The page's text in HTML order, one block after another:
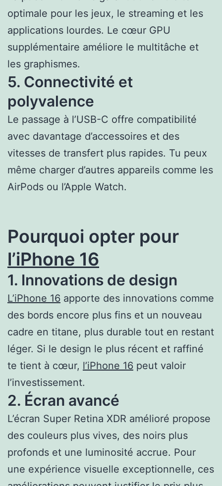
optimale pour les jeux, le streaming et les
applications lourdes. Le cœur GPU
supplémentaire améliore le multitâche et
les graphismes.
5. Connectivité et
polyvalence
Le passage à l’USB-C offre compatibilité
avec davantage d’accessoires et des
vitesses de transfert plus rapides. Tu peux
même charger d’autres appareils comme les
AirPods ou l’Apple Watch.
Pourquoi opter pour
l’iPhone 16
1. Innovations de design
L’iPhone 16 apporte des innovations comme
des bords encore plus fins et un nouveau
cadre en titane, plus durable tout en restant
léger. Si le design le plus récent et raffiné
te tient à cœur, l’iPhone 16 peut valoir
l’investissement.
2. Écran avancé
L’écran Super Retina XDR amélioré propose
des couleurs plus vives, des noirs plus
profonds et une luminosité accrue. Pour
une expérience visuelle exceptionnelle, ces